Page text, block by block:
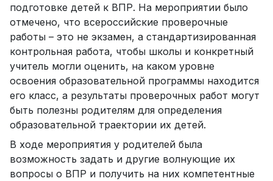
подготовке детей к ВПР. На мероприятии было
отмечено, что всероссийские проверочные
работы – это не экзамен, а стандартизированная
контрольная работа, чтобы школы и конкретный
учитель могли оценить, на каком уровне
освоения образовательной программы находится
его класс, а результаты проверочных работ могут
быть полезны родителям для определения
образовательной траектории их детей.
В ходе мероприятия у родителей была
возможность задать и другие волнующие их
вопросы о ВПР и получить на них компетентные